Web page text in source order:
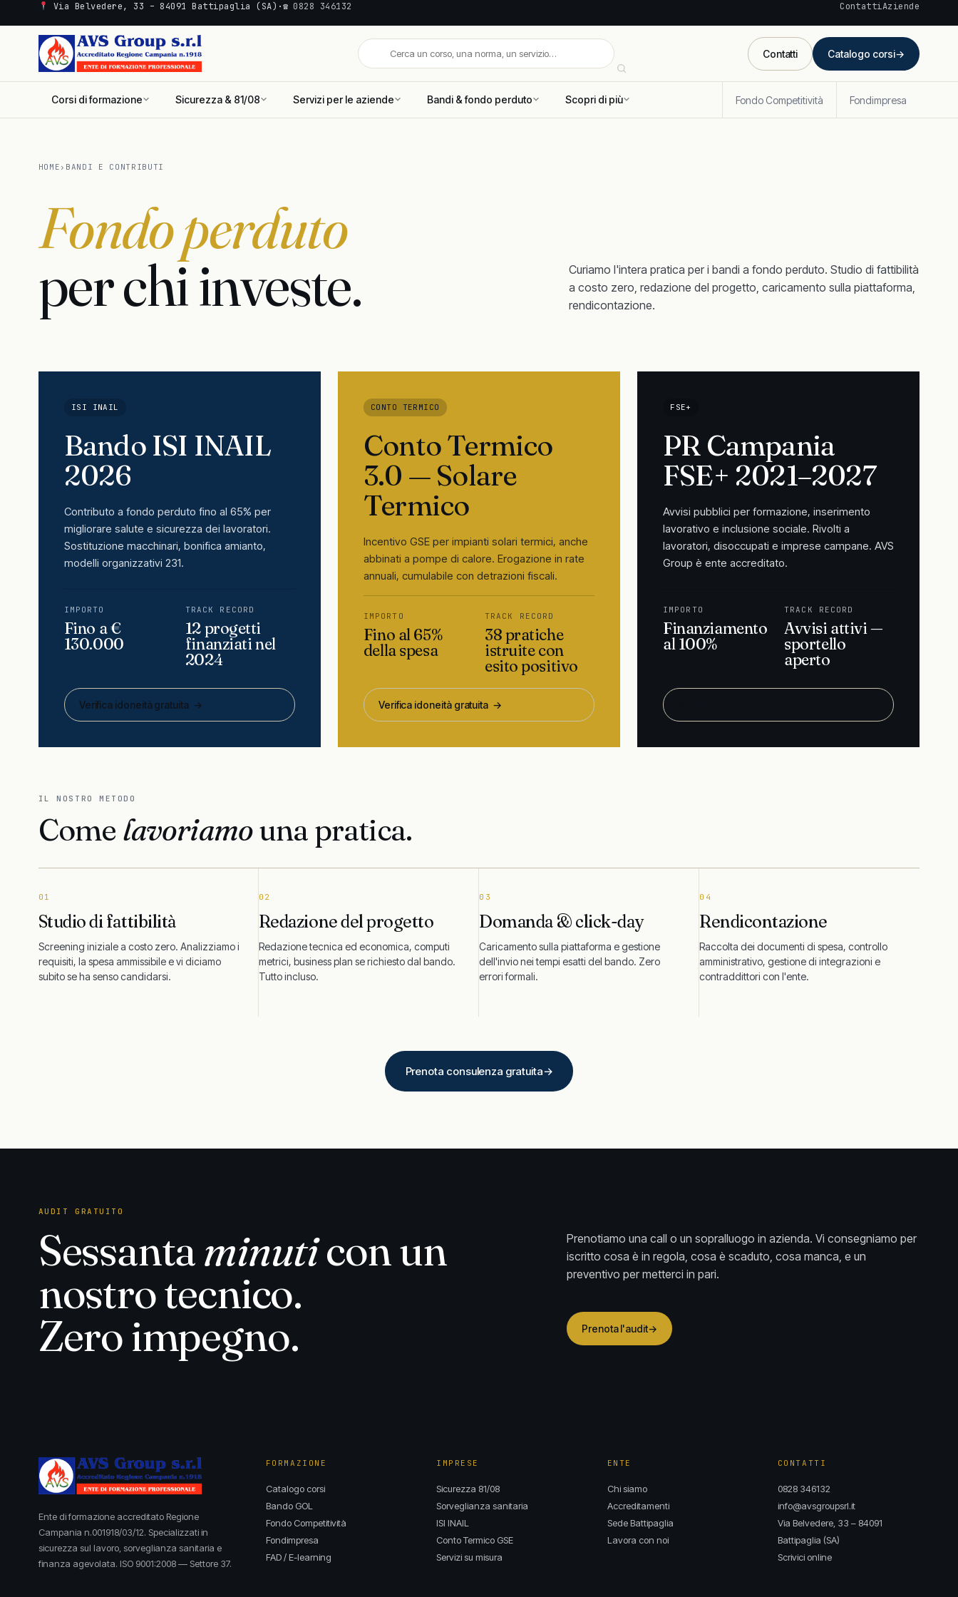
Via Belvedere, 33 – 84091 Battipaglia (SA) ·☎ 0828 346132 ContattiAziende
Contatti Catalogo corsi→
Corsi di formazione Sicurezza & 81/08 Servizi per le aziende Bandi & fondo perduto Scopri di più Fondo Competitività Fondimpresa
HOME › BANDI E CONTRIBUTI
Fondo perduto
per chi investe.
Curiamo l'intera pratica per i bandi a fondo perduto. Studio di fattibilità
a costo zero, redazione del progetto, caricamento sulla piattaforma,
rendicontazione.
ISI INAIL
Bando ISI INAIL
2026
Contributo a fondo perduto fino al 65% per
migliorare salute e sicurezza dei lavoratori.
Sostituzione macchinari, bonifica amianto,
modelli organizzativi 231.
IMPORTO
Fino a €
130.000
TRACK RECORD
12 progetti
finanziati nel
2024
Verifica idoneità gratuita →
CONTO TERMICO
Conto Termico
3.0 — Solare
Termico
Incentivo GSE per impianti solari termici, anche
abbinati a pompe di calore. Erogazione in rate
annuali, cumulabile con detrazioni fiscali.
IMPORTO
Fino al 65%
della spesa
TRACK RECORD
38 pratiche
istruite con
esito positivo
Verifica idoneità gratuita →
FSE+
PR Campania
FSE+ 2021–2027
Avvisi pubblici per formazione, inserimento
lavorativo e inclusione sociale. Rivolti a
lavoratori, disoccupati e imprese campane. AVS
Group è ente accreditato.
IMPORTO
Finanziamento
al 100%
TRACK RECORD
Avvisi attivi —
sportello
aperto
IL NOSTRO METODO
Come lavoriamouna pratica.
01
Studio di fattibilità
Screening iniziale a costo zero. Analizziamo i
requisiti, la spesa ammissibile e vi diciamo
subito se ha senso candidarsi.
02
Redazione del progetto
Redazione tecnica ed economica, computi
metrici, business plan se richiesto dal bando.
Tutto incluso.
03
Domanda & click-day
Caricamento sulla piattaforma e gestione
dell'invio nei tempi esatti del bando. Zero
errori formali.
04
Rendicontazione
Raccolta dei documenti di spesa, controllo
amministrativo, gestione di integrazioni e
contraddittori con l'ente.
Prenota consulenza gratuita→
AUDIT GRATUITO
Sessantaminuticon un
nostro tecnico.
Zero impegno.
Prenotiamo una call o un sopralluogo in azienda. Vi consegniamo per
iscritto cosa è in regola, cosa è scaduto, cosa manca, e un
preventivo per metterci in pari.
Prenota l'audit→
Ente di formazione accreditato Regione
Campania n.001918/03/12. Specializzati in
sicurezza sul lavoro, sorveglianza sanitaria e
finanza agevolata. ISO 9001:2008 — Settore 37.
FORMAZIONE
Catalogo corsi
Bando GOL
Fondo Competitività
Fondimpresa
FAD / E-learning
IMPRESE
Sicurezza 81/08
Sorveglianza sanitaria
ISI INAIL
Conto Termico GSE
Servizi su misura
ENTE
Chi siamo
Accreditamenti
Sede Battipaglia
Lavora con noi
CONTATTI
0828 346132
info@avsgroupsrl.it
Via Belvedere, 33 – 84091
Battipaglia (SA)
Scrivici online